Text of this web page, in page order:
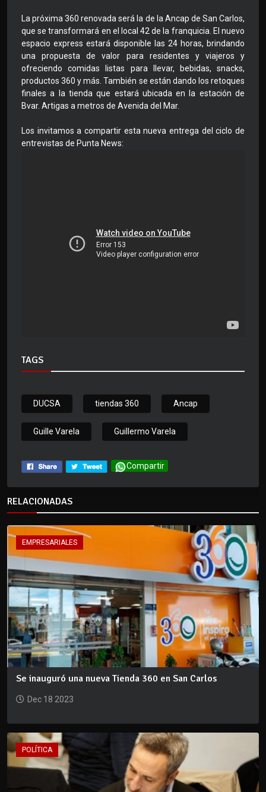
La próxima 360 renovada será la de la Ancap de San Carlos,
que se transformará en el local 42 de la franquicia. El nuevo
espacio express estará disponible las 24 horas, brindando
una propuesta de valor para residentes y viajeros y
ofreciendo comidas listas para llevar, bebidas, snacks,
productos 360 y más. También se están dando los retoques
finales a la tienda que estará ubicada en la estación de
Bvar. Artigas a metros de Avenida del Mar.
Los invitamos a compartir esta nueva entrega del ciclo de
entrevistas de Punta News:
TAGS
DUCSA tiendas 360 Ancap
Guille Varela Guillermo Varela
Compartir
RELACIONADAS
EMPRESARIALES
Se inauguró una nueva Tienda 360 en San Carlos
Dec 18 2023
POLÍTICA